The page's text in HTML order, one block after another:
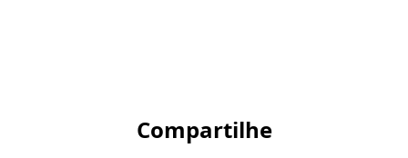
Compartilhe